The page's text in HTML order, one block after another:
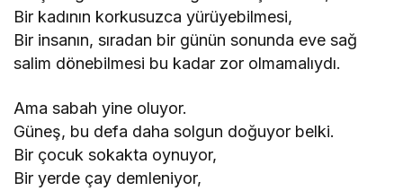
Bir kadının korkusuzca yürüyebilmesi,
Bir insanın, sıradan bir günün sonunda eve sağ
salim dönebilmesi bu kadar zor olmamalıydı.
Ama sabah yine oluyor.
Güneş, bu defa daha solgun doğuyor belki.
Bir çocuk sokakta oynuyor,
Bir yerde çay demleniyor,